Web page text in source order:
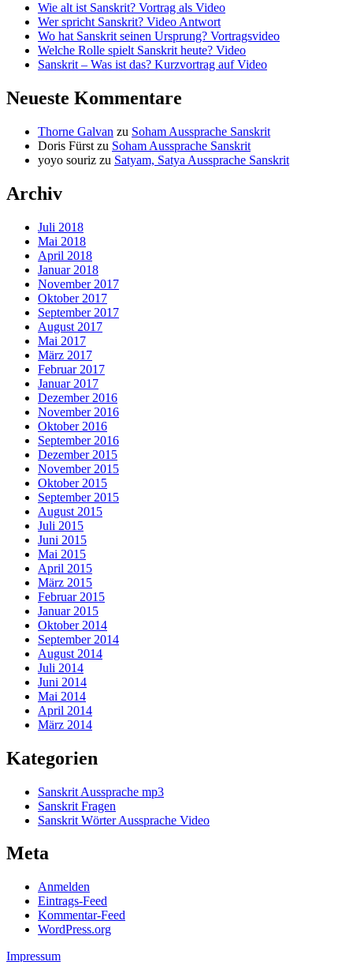
Wie alt ist Sanskrit? Vortrag als Video
Wer spricht Sanskrit? Video Antwort
Wo hat Sanskrit seinen Ursprung? Vortragsvideo
Welche Rolle spielt Sanskrit heute? Video
Sanskrit – Was ist das? Kurzvortrag auf Video
Neueste Kommentare
Thorne Galvan zu Soham Aussprache Sanskrit
Doris Fürst zu Soham Aussprache Sanskrit
yoyo souriz zu Satyam, Satya Aussprache Sanskrit
Archiv
Juli 2018
Mai 2018
April 2018
Januar 2018
November 2017
Oktober 2017
September 2017
August 2017
Mai 2017
März 2017
Februar 2017
Januar 2017
Dezember 2016
November 2016
Oktober 2016
September 2016
Dezember 2015
November 2015
Oktober 2015
September 2015
August 2015
Juli 2015
Juni 2015
Mai 2015
April 2015
März 2015
Februar 2015
Januar 2015
Oktober 2014
September 2014
August 2014
Juli 2014
Juni 2014
Mai 2014
April 2014
März 2014
Kategorien
Sanskrit Aussprache mp3
Sanskrit Fragen
Sanskrit Wörter Aussprache Video
Meta
Anmelden
Eintrags-Feed
Kommentar-Feed
WordPress.org
Impressum